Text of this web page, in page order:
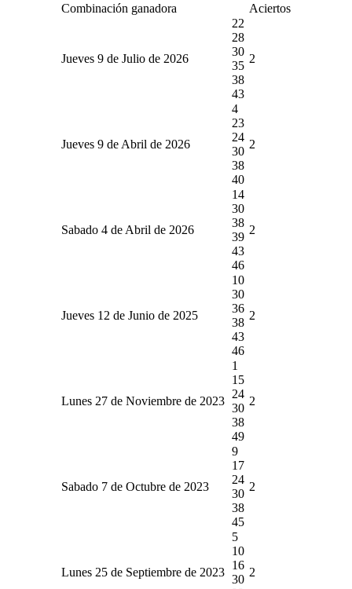
Combinación ganadora Aciertos
Jueves 9 de Julio de 2026
22
28
30
35
38
43
2
Jueves 9 de Abril de 2026
4
23
24
30
38
40
2
Sabado 4 de Abril de 2026
14
30
38
39
43
46
2
Jueves 12 de Junio de 2025
10
30
36
38
43
46
2
Lunes 27 de Noviembre de 2023
1
15
24
30
38
49
2
Sabado 7 de Octubre de 2023
9
17
24
30
38
45
2
Lunes 25 de Septiembre de 2023
5
10
16
30
2